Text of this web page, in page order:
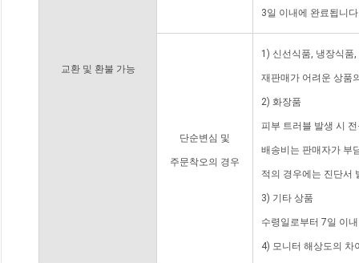
교환 및 환불 가능
3일 이내에 완료됩니
단순변심 및
주문착오의 경우
1) 신선식품, 냉장식품
재판매가 어려운 상품
2) 화장품
피부 트러블 발생 시
배송비는 판매자가 부
적의 경우에는 진단서
3) 기타 상품
수령일로부터 7일 이
4) 모니터 해상도의 차